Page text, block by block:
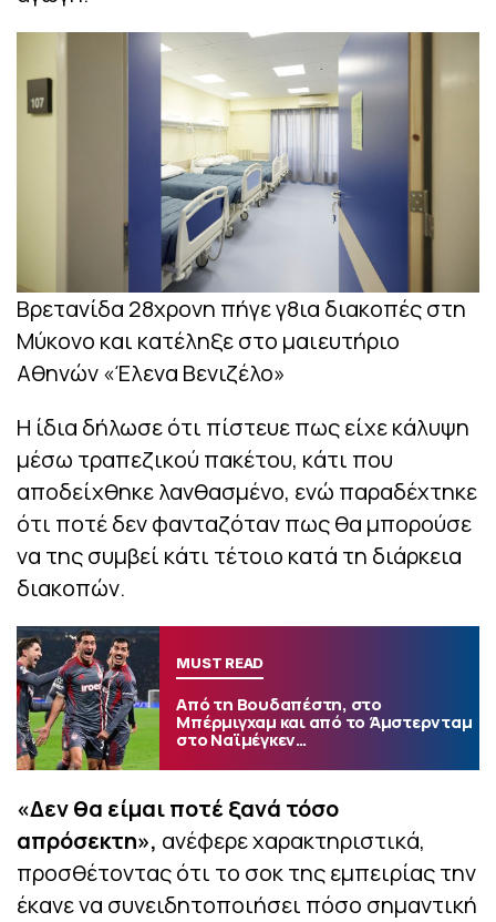
Βρετανίδα 28χρονη πήγε γ8ια διακοπές στη
Μύκονο και κατέληξε στο μαιευτήριο
Αθηνών «Έλενα Βενιζέλο»
Η ίδια δήλωσε ότι πίστευε πως είχε κάλυψη
μέσω τραπεζικού πακέτου, κάτι που
αποδείχθηκε λανθασμένο, ενώ παραδέχτηκε
ότι ποτέ δεν φανταζόταν πως θα μπορούσε
να της συμβεί κάτι τέτοιο κατά τη διάρκεια
διακοπών.
MUST READ
Από τη Βουδαπέστη, στο
Μπέρμιγχαμ και από το Άμστερνταμ
στο Ναϊμέγκεν…
«Δεν θα είμαι ποτέ ξανά τόσο
απρόσεκτη», ανέφερε χαρακτηριστικά,
προσθέτοντας ότι το σοκ της εμπειρίας την
έκανε να συνειδητοποιήσει πόσο σημαντική